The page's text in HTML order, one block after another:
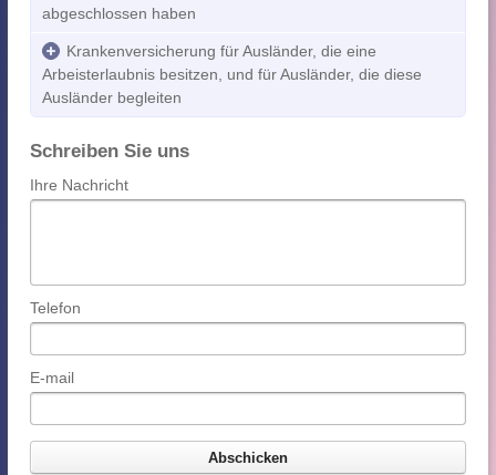
abgeschlossen haben
Krankenversicherung für Ausländer, die eine
Arbeisterlaubnis besitzen, und für Ausländer, die diese
Ausländer begleiten
Schreiben Sie uns
Ihre Nachricht
Telefon
E-mail